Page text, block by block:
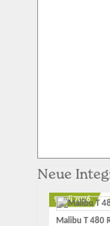
Neue
9. Juli 2026
Malibu T 480